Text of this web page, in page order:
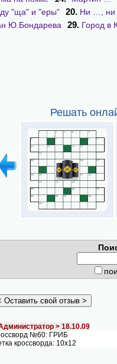
"ща" и "еры"
20. Ни …, ни
Ю.Бондарева
29. Город в
Решать
>18.10.09
№60: ГРИБ
кроссворда: 10х12